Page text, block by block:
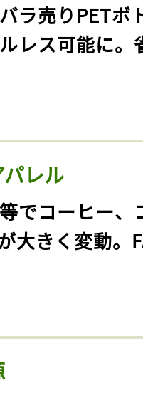
ラ売りPETボ
レス可能に。
レル
でコーヒー、
大きく変動。